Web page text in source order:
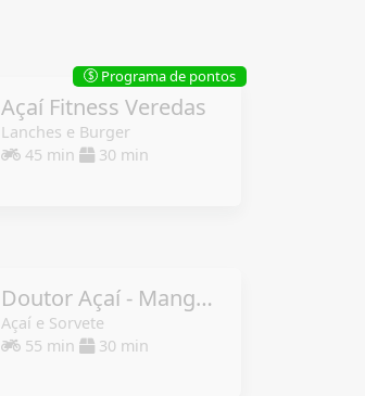
Açaí Fitness Veredas
Lanches e Burger
45 min
30 min
$ Programa de pontos
Doutor Açaí - Mangalô
Açaí e Sorvete
55 min
30 min